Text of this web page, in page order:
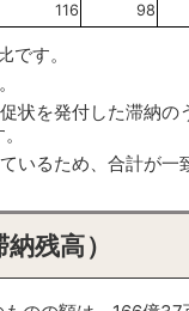
116
98
す。
を発付した滞納の
るため、合計が一
残高）